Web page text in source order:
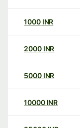
1000 INR
2000 INR
5000 INR
10000 INR